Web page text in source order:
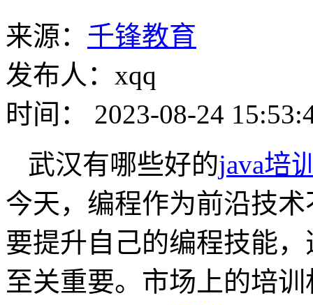
来源： 千锋教育
发布人：xqq
时间： 2023-08-24
武汉有哪些好的java培
今天，编程作为前沿技
要提升自己的编程技能
至关重要。市场上的培